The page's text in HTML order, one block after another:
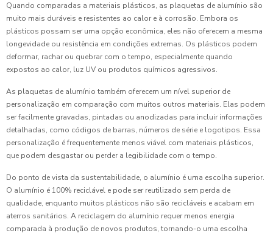
Quando comparadas a materiais plásticos, as plaquetas de alumínio são
muito mais duráveis e resistentes ao calor e à corrosão. Embora os
plásticos possam ser uma opção econômica, eles não oferecem a mesma
longevidade ou resistência em condições extremas. Os plásticos podem
deformar, rachar ou quebrar com o tempo, especialmente quando
expostos ao calor, luz UV ou produtos químicos agressivos.
As plaquetas de alumínio também oferecem um nível superior de
personalização em comparação com muitos outros materiais. Elas podem
ser facilmente gravadas, pintadas ou anodizadas para incluir informações
detalhadas, como códigos de barras, números de série e logotipos. Essa
personalização é frequentemente menos viável com materiais plásticos,
que podem desgastar ou perder a legibilidade com o tempo.
Do ponto de vista da sustentabilidade, o alumínio é uma escolha superior.
O alumínio é 100% reciclável e pode ser reutilizado sem perda de
qualidade, enquanto muitos plásticos não são recicláveis e acabam em
aterros sanitários. A reciclagem do alumínio requer menos energia
comparada à produção de novos produtos, tornando-o uma escolha